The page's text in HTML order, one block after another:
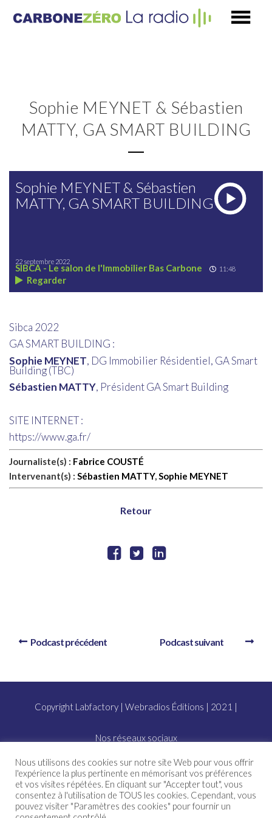
Sophie MEYNET & Sébastien
MATTY, GA SMART BUILDING
Sophie MEYNET & Sébastien
MATTY, GA SMART BUILDING
22 septembre 2022
SIBCA - Le salon de l'Immobilier Bas Carbone 11:48
Regarder
Sibca 2022
GA SMART BUILDING :
Sophie MEYNET, DG Immobilier Résidentiel, GA Smart
Building (TBC)
Sébastien MATTY, Président GA Smart Building
SITE INTERNET :
https://www.ga.fr/
Journaliste(s) : Fabrice COUSTÉ
Intervenant(s) : Sébastien MATTY,Sophie MEYNET
Retour
Podcast précédent Podcast suivant
Copyright Labfactory | Webradios Éditions | 2021 |
Nos réseaux sociaux
Abonnez-vous à nos podcasts
Nous utilisons des cookies sur notre site Web pour vous offrir
l'expérience la plus pertinente en mémorisant vos préférences
et vos visites répétées. En cliquant sur "Accepter tout", vous
consentez à l'utilisation de TOUS les cookies. Cependant, vous
pouvez visiter "Paramètres des cookies" pour fournir un